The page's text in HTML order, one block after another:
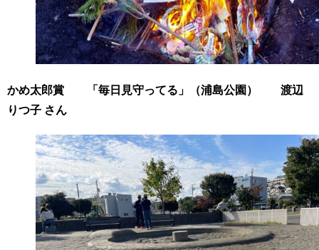
かめ太郎賞 「毎日見守ってる」（浦島公園） 渡辺
りつ子 さん